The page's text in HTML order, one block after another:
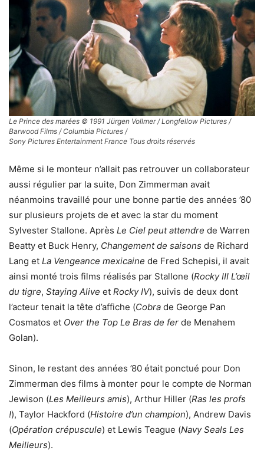
Le Prince des marées © 1991 Jürgen Vollmer / Longfellow Pictures /
Barwood Films / Columbia Pictures /
Sony Pictures Entertainment France Tous droits réservés
Même si le monteur n’allait pas retrouver un collaborateur
aussi régulier par la suite, Don Zimmerman avait
néanmoins travaillé pour une bonne partie des années ’80
sur plusieurs projets de et avec la star du moment
Sylvester Stallone. Après Le Ciel peut attendre de Warren
Beatty et Buck Henry, Changement de saisons de Richard
Lang et La Vengeance mexicaine de Fred Schepisi, il avait
ainsi monté trois films réalisés par Stallone (Rocky III L’œil
du tigre, Staying Alive et Rocky IV), suivis de deux dont
l’acteur tenait la tête d’affiche (Cobra de George Pan
Cosmatos et Over the Top Le Bras de fer de Menahem
Golan).
Sinon, le restant des années ’80 était ponctué pour Don
Zimmerman des films à monter pour le compte de Norman
Jewison (Les Meilleurs amis), Arthur Hiller (Ras les profs
!), Taylor Hackford (Histoire d’un champion), Andrew Davis
(Opération crépuscule) et Lewis Teague (Navy Seals Les
Meilleurs).